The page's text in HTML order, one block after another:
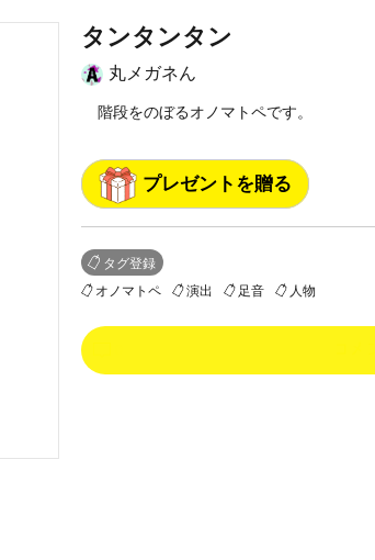
タンタンタン
丸メガネん
階段をのぼるオノマトペです。
プレゼントを贈る
タグ登録
オノマトペ
演出 足音 人物